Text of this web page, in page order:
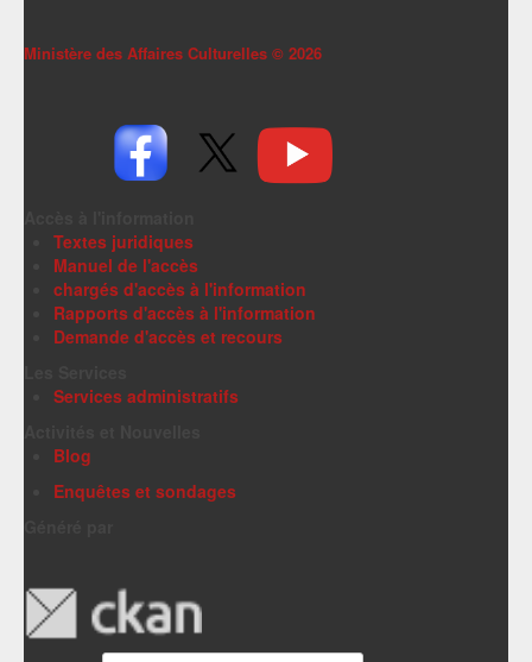
Ministère des Affaires Culturelles © 2026
Textes juridiques
Manuel de l'accès
chargés d'accès à l'information
Rapports d'accès à l'information
Demande d'accès et recours
Services administratifs
Blog
Enquêtes et sondages